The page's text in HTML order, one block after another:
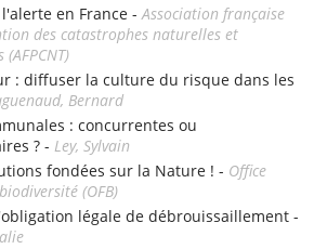
en France - Association française
des catastrophes naturelles et
: diffuser la culture du risque dans les
Bernard
: concurrentes ou
? - Ley, Sylvain
fondées sur la Nature ! - Office
(OFB)
légale de débrouissaillement -